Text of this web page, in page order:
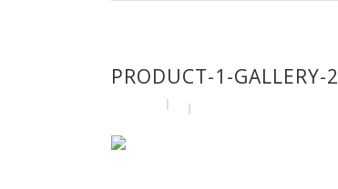
PRODUCT-1-GALLERY-2